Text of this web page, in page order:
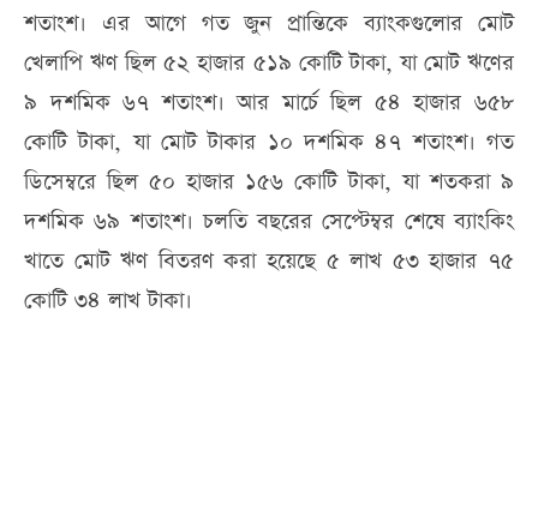
শতাংশ। এর আগে গত জুন প্রান্তিকে ব্যাংকগুলোর মোট
খেলাপি ঋণ ছিল ৫২ হাজার ৫১৯ কোটি টাকা, যা মোট ঋণের
৯ দশমিক ৬৭ শতাংশ। আর মার্চে ছিল ৫৪ হাজার ৬৫৮
কোটি টাকা, যা মোট টাকার ১০ দশমিক ৪৭ শতাংশ। গত
ডিসেম্বরে ছিল ৫০ হাজার ১৫৬ কোটি টাকা, যা শতকরা ৯
দশমিক ৬৯ শতাংশ। চলতি বছরের সেপ্টেম্বর শেষে ব্যাংকিং
খাতে মোট ঋণ বিতরণ করা হয়েছে ৫ লাখ ৫৩ হাজার ৭৫
কোটি ৩৪ লাখ টাকা।